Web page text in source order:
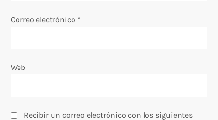
r
Correo electrónico *
Web
Recibir un correo electrónico con los siguientes